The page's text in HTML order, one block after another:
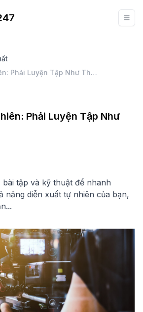
Diễn Xuất Tự Nhiên: Phải Luyện Tập Như Thế Nào?
Phải Luyện Tập Như
bài tập và kỹ thuật để nhanh
năng diễn xuất tự nhiên của bạn,